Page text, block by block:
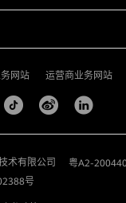
网站 运营商业务网站
术有限公司
粤A2-
号